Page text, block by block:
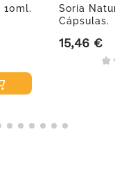
10ml.
Soria
Cápsulas.
Precio
15,46 €